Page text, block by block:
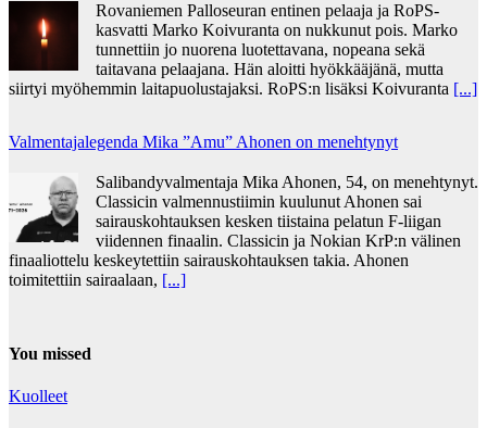
Rovaniemen Palloseuran entinen pelaaja ja RoPS-
kasvatti Marko Koivuranta on nukkunut pois. Marko
tunnettiin jo nuorena luotettavana, nopeana sekä
taitavana pelaajana. Hän aloitti hyökkääjänä, mutta
siirtyi myöhemmin laitapuolustajaksi. RoPS:n lisäksi Koivuranta [...]
Valmentajalegenda Mika ”Amu” Ahonen on menehtynyt
Salibandyvalmentaja Mika Ahonen, 54, on menehtynyt.
Classicin valmennustiimin kuulunut Ahonen sai
sairauskohtauksen kesken tiistaina pelatun F-liigan
viidennen finaalin. Classicin ja Nokian KrP:n välinen
finaaliottelu keskeytettiin sairauskohtauksen takia. Ahonen
toimitettiin sairaalaan, [...]
You missed
Kuolleet